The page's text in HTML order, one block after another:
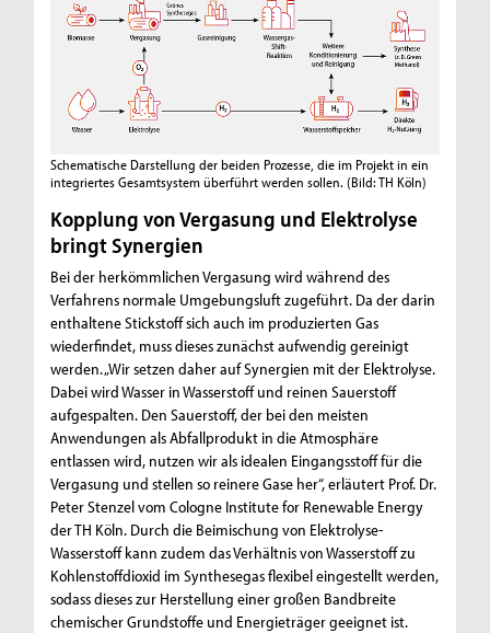
Schematische Darstellung der beiden Prozesse, die im Projekt in ein
integriertes Gesamtsystem überführt werden sollen. (Bild: TH Köln)
Kopplung von Vergasung und Elektrolyse
bringt Synergien
Bei der herkömmlichen Vergasung wird während des
Verfahrens normale Umgebungsluft zugeführt. Da der darin
enthaltene Stickstoff sich auch im produzierten Gas
wiederfindet, muss dieses zunächst aufwendig gereinigt
werden. „Wir setzen daher auf Synergien mit der Elektrolyse.
Dabei wird Wasser in Wasserstoff und reinen Sauerstoff
aufgespalten. Den Sauerstoff, der bei den meisten
Anwendungen als Abfallprodukt in die Atmosphäre
entlassen wird, nutzen wir als idealen Eingangsstoff für die
Vergasung und stellen so reinere Gase her“, erläutert Prof. Dr.
Peter Stenzel vom Cologne Institute for Renewable Energy
der TH Köln. Durch die Beimischung von Elektrolyse-
Wasserstoff kann zudem das Verhältnis von Wasserstoff zu
Kohlenstoffdioxid im Synthesegas flexibel eingestellt werden,
sodass dieses zur Herstellung einer großen Bandbreite
chemischer Grundstoffe und Energieträger geeignet ist.